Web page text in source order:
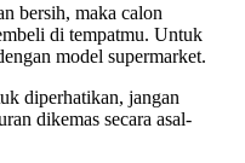
bersih, maka calon
di tempatmu. Untuk
model supermarket.
diperhatikan, jangan
dikemas secara asal-